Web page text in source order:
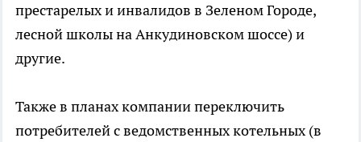
престарелых и инвалидов в Зеленом Городе,
лесной школы на Анкудиновском шоссе) и
другие.
Также в планах компании переключить
потребителей с ведомственных котельных (в